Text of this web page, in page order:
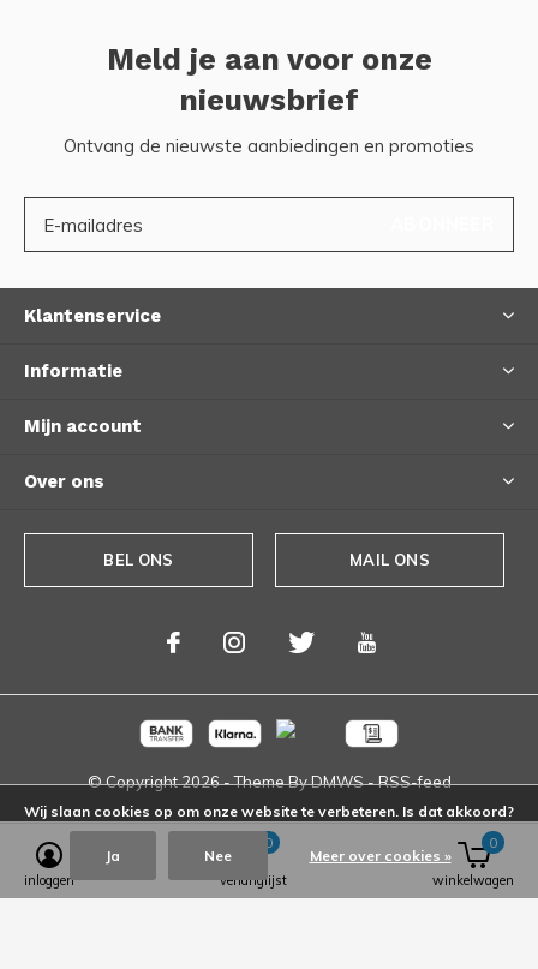
Meld je aan voor onze
nieuwsbrief
Ontvang de nieuwste aanbiedingen en promoties
Klantenservice
Informatie
Mijn account
Over ons
BEL ONS MAIL ONS
© Copyright2026- Theme ByDMWS-RSS-feed
inloggen verlanglijst
0
winkelwagen
0
Wij slaan cookies op om onze website te verbeteren. Is dat akkoord?
Ja Nee Meer over cookies »